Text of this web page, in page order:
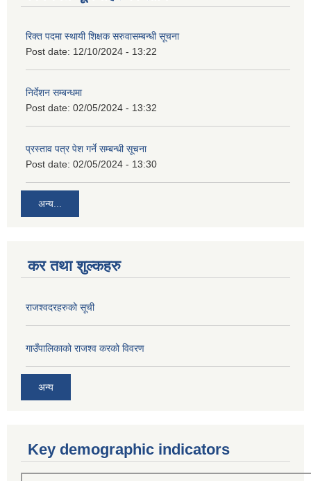
रिक्त पदमा स्थायी शिक्षक सरुवासम्बन्धी सूचना
Post date: 12/10/2024 - 13:22
निर्देशन सम्बन्धमा
Post date: 02/05/2024 - 13:32
प्रस्ताव पत्र पेश गर्ने सम्बन्धी सूचना
Post date: 02/05/2024 - 13:30
अन्य...
कर तथा शुल्कहरु
राजश्वदरहरुको सूची
गाउँपालिकाको राजश्व करको विवरण
अन्य
Key demographic indicators